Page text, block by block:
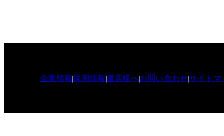
企業情報採用情報書店様へお問い合わせサイトマ